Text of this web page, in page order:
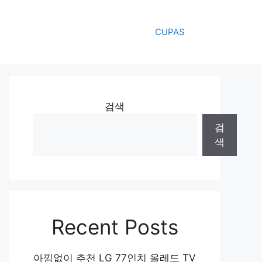
CUPAS
검색
검
색
Recent Posts
아낌없이 추천 LG 77인치 올레드 TV